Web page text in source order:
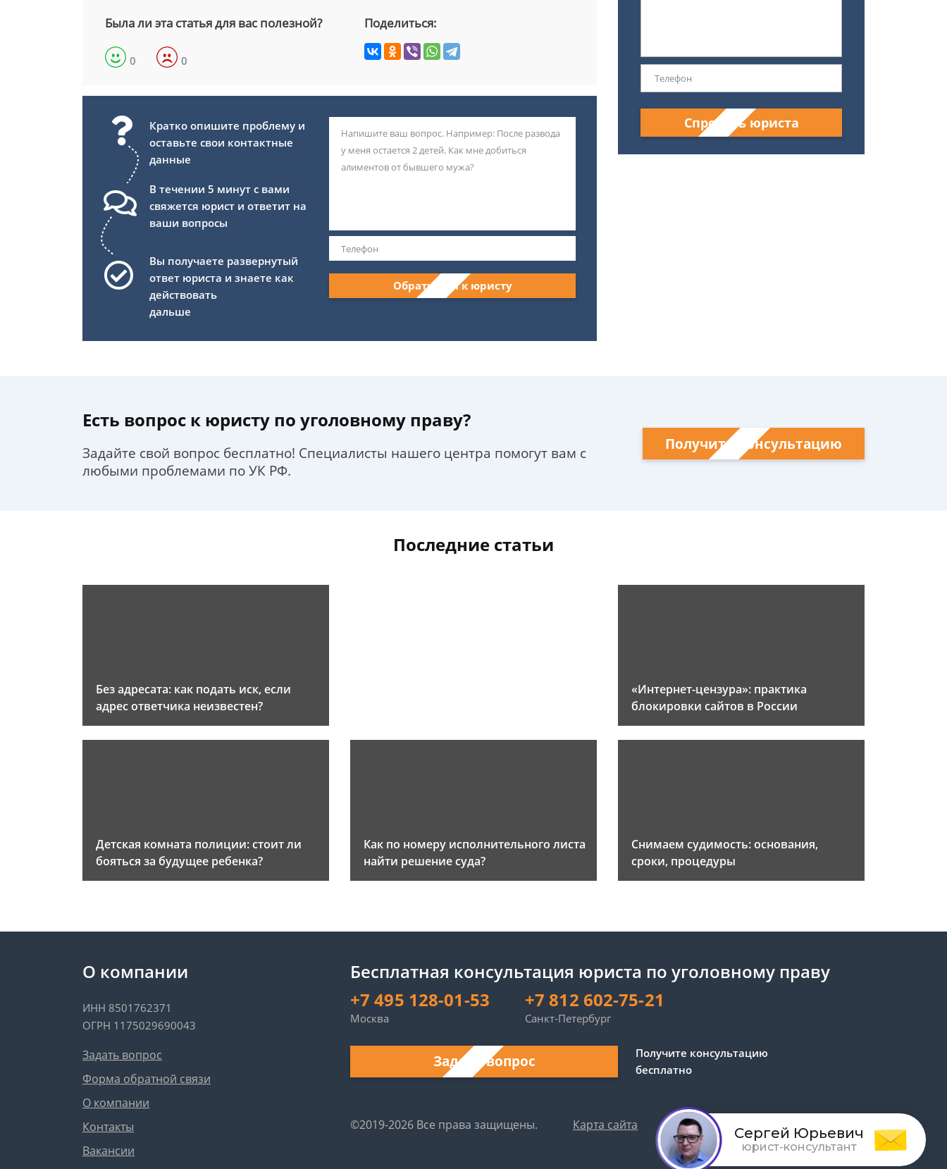
Была ли эта статья для вас полезной?
0 0
Поделиться:
Кратко опишите проблему и
оставьте свои контактные
данные
В течении 5 минут с вами
свяжется юрист и ответит на
ваши вопросы
Вы получаете развернутый
ответ юриста и знаете как
действовать
дальше
Обратиться к юристу
Спросить юриста
Есть вопрос к юристу по уголовному праву?
Задайте свой вопрос бесплатно! Специалисты нашего центра помогут вам с
любыми проблемами по УК РФ.
Получить консультацию
Последние статьи
Без адресата: как подать иск, если
адрес ответчика неизвестен?
«Интернет-цензура»: практика
блокировки сайтов в России
Детская комната полиции: стоит ли
бояться за будущее ребенка?
Как по номеру исполнительного листа
найти решение суда?
Снимаем судимость: основания,
сроки, процедуры
О компании
ИНН 8501762371
ОГРН 1175029690043
Задать вопрос
Форма обратной связи
О компании
Контакты
Вакансии
Бесплатная консультация юриста по уголовному праву
+7 495 128-01-53
Москва
+7 812 602-75-21
Санкт-Петербург
Задать вопрос
Получите консультацию
бесплатно
©2019-2026 Все права защищены. Карта сайта Обработка персональных данных
Сергей Юрьевич
юрист-консультант